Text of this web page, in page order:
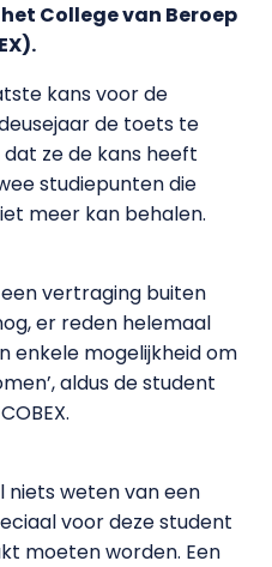
College van Beroep
kans voor de
de toets te
ze de kans heeft
studiepunten die
meer kan behalen.
vertraging buiten
er reden helemaal
enkele mogelijkheid om
aldus de student
niets weten van een
voor deze student
moeten worden. Een